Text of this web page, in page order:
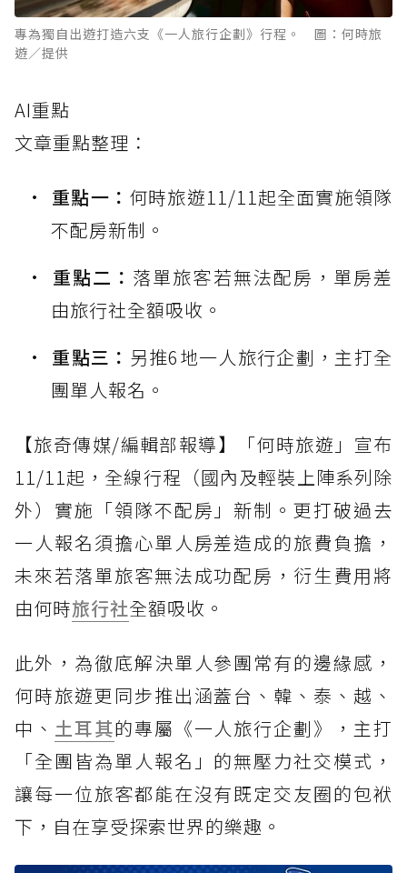
專為獨自出遊打造六支《一人旅行企劃》行程。 圖：何時旅
遊／提供
AI重點
文章重點整理：
重點一： 何時旅遊11/11起全面實施領隊
不配房新制。
重點二： 落單旅客若無法配房，單房差
由旅行社全額吸收。
重點三： 另推6地一人旅行企劃，主打全
團單人報名。
【旅奇傳媒/編輯部報導】「何時旅遊」宣布
11/11起，全線行程（國內及輕裝上陣系列除
外）實施「領隊不配房」新制。更打破過去
一人報名須擔心單人房差造成的旅費負擔，
未來若落單旅客無法成功配房，衍生費用將
由何時旅行社全額吸收。
此外，為徹底解決單人參團常有的邊緣感，
何時旅遊更同步推出涵蓋台、韓、泰、越、
中、 土耳其的專屬《一人旅行企劃》，主打
「全團皆為單人報名」的無壓力社交模式，
讓每一位旅客都能在沒有既定交友圈的包袱
下，自在享受探索世界的樂趣。